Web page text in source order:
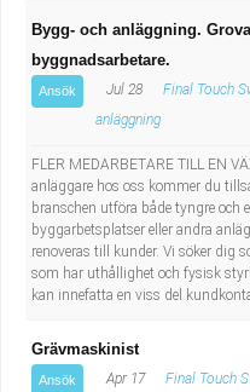
Bygg- och anläggning.
byggnadsarbetare.
Ansök Jul 28 Final Touch
anläggning
FLER MEDARBETARE TILL EN
anläggare hos oss kommer du
branschen utföra både tyngre och
byggarbetsplatser eller andra
renoveras till kunder. Vi söker dig
som har uthållighet och fysisk
kan innefatta en viss del
Grävmaskinist
Ansök Apr 17 Final Touch